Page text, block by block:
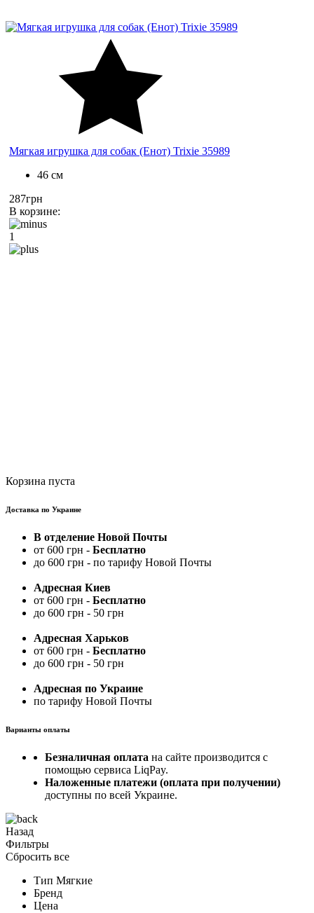
Мягкая игрушка для собак (Енот) Trixie 35989
46 см
287грн
В корзине:
1
Корзина пуста
Доставка по Украине
В отделение Новой Почты
от 600 грн - Бесплатно
до 600 грн - по тарифу Новой Почты
Адресная Киев
от 600 грн - Бесплатно
до 600 грн - 50 грн
Адресная Харьков
от 600 грн - Бесплатно
до 600 грн - 50 грн
Адресная по Украине
по тарифу Новой Почты
Варианты оплаты
Безналичная оплата на сайте производится с
помощью сервиса LiqPay.
Наложенные платежи (оплата при получении)
доступны по всей Украине.
Назад
Фильтры
Сбросить все
Тип Мягкие
Бренд
Цена